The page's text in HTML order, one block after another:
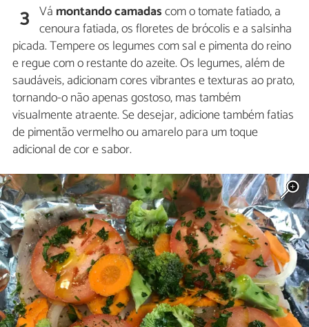
3 Vá montando camadascom o tomate fatiado, a
cenoura fatiada, os floretes de brócolis e a salsinha
picada. Tempere os legumes com sal e pimenta do reino
e regue com o restante do azeite. Os legumes, além de
saudáveis, adicionam cores vibrantes e texturas ao prato,
tornando-o não apenas gostoso, mas também
visualmente atraente. Se desejar, adicione também fatias
de pimentão vermelho ou amarelo para um toque
adicional de cor e sabor.